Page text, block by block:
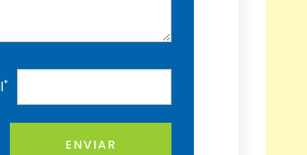
*
ENVIAR